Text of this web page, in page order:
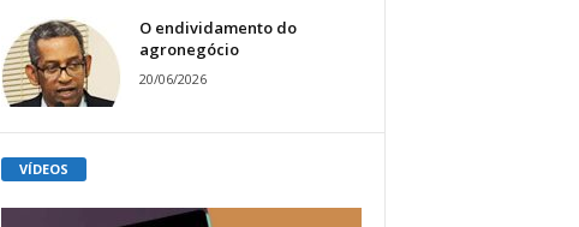
O endividamento do
agronegócio
20/06/2026
VÍDEOS